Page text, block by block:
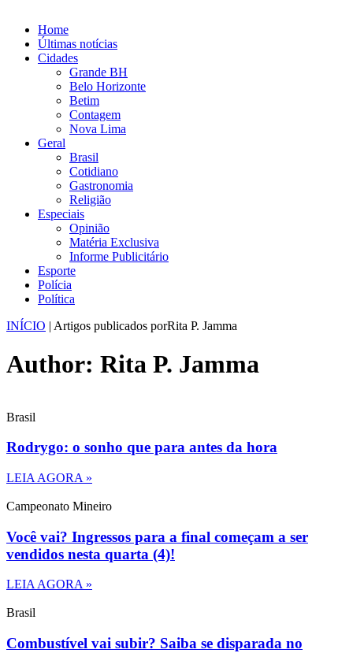
Home
Últimas notícias
Cidades
Grande BH
Belo Horizonte
Betim
Contagem
Nova Lima
Geral
Brasil
Cotidiano
Gastronomia
Religião
Especiais
Opinião
Matéria Exclusiva
Informe Publicitário
Esporte
Polícia
Política
INÍCIO | Artigos publicados porRita P. Jamma
Author: Rita P. Jamma
Brasil
Rodrygo: o sonho que para antes da hora
LEIA AGORA »
Campeonato Mineiro
Você vai? Ingressos para a final começam a ser
vendidos nesta quarta (4)!
LEIA AGORA »
Brasil
Combustível vai subir? Saiba se disparada no